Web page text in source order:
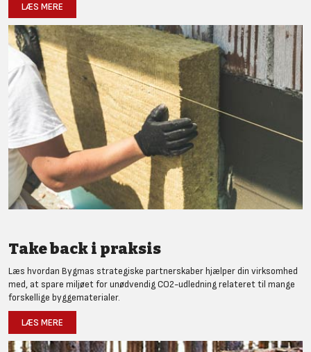
LÆS MERE
Take back i praksis
Læs hvordan Bygmas strategiske partnerskaber hjælper din virksomhed
med, at spare miljøet for unødvendig CO2-udledning relateret til mange
forskellige byggematerialer.
LÆS MERE